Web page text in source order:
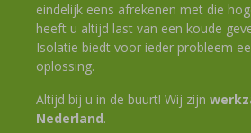
eindelijk eens afrekenen met die
heeft u altijd last van een koude
Isolatie biedt voor ieder probleem
oplossing.
Altijd bij u in de buurt! Wij zijn
Nederland.